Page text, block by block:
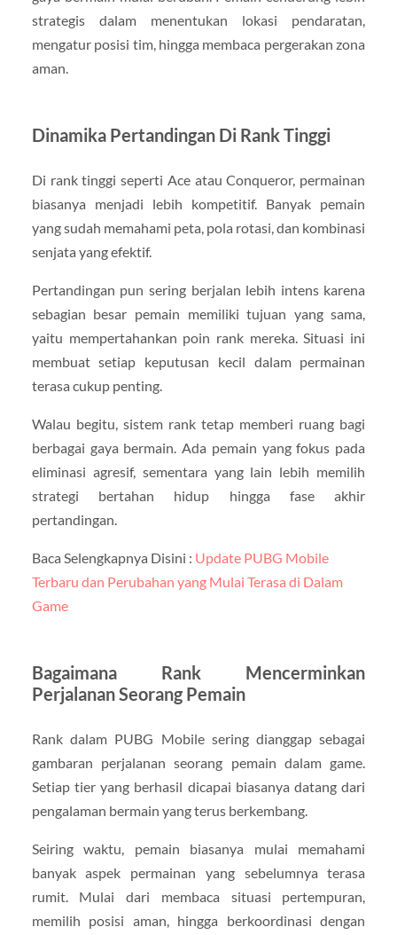
strategis dalam menentukan lokasi pendaratan,
mengatur posisi tim, hingga membaca pergerakan zona
aman.
Dinamika Pertandingan Di Rank Tinggi
Di rank tinggi seperti Ace atau Conqueror, permainan
biasanya menjadi lebih kompetitif. Banyak pemain
yang sudah memahami peta, pola rotasi, dan kombinasi
senjata yang efektif.
Pertandingan pun sering berjalan lebih intens karena
sebagian besar pemain memiliki tujuan yang sama,
yaitu mempertahankan poin rank mereka. Situasi ini
membuat setiap keputusan kecil dalam permainan
terasa cukup penting.
Walau begitu, sistem rank tetap memberi ruang bagi
berbagai gaya bermain. Ada pemain yang fokus pada
eliminasi agresif, sementara yang lain lebih memilih
strategi bertahan hidup hingga fase akhir
pertandingan.
Baca Selengkapnya Disini : Update PUBG Mobile
Terbaru dan Perubahan yang Mulai Terasa di Dalam
Game
Bagaimana Rank Mencerminkan
Perjalanan Seorang Pemain
Rank dalam PUBG Mobile sering dianggap sebagai
gambaran perjalanan seorang pemain dalam game.
Setiap tier yang berhasil dicapai biasanya datang dari
pengalaman bermain yang terus berkembang.
Seiring waktu, pemain biasanya mulai memahami
banyak aspek permainan yang sebelumnya terasa
rumit. Mulai dari membaca situasi pertempuran,
memilih posisi aman, hingga berkoordinasi dengan